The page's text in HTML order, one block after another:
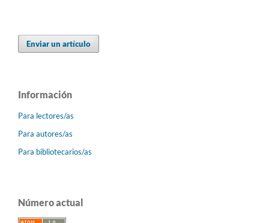
Enviar un artículo
Información
Para lectores/as
Para autores/as
Para bibliotecarios/as
Número actual